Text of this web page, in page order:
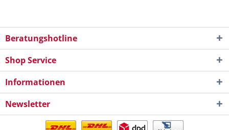
Beratungshotline
Shop Service
Informationen
Newsletter